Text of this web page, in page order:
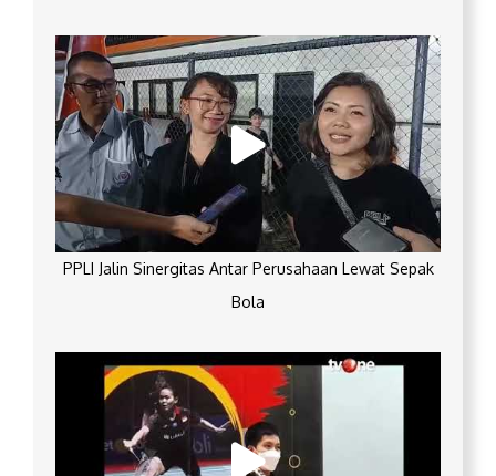
PPLI Jalin Sinergitas Antar Perusahaan Lewat Sepak
Bola